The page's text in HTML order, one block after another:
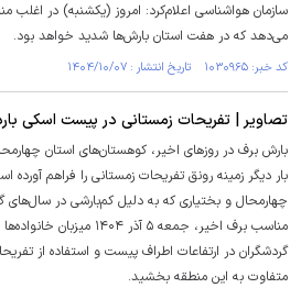
سازمان هواشناسی اعلام‌کرد: امروز (یکشنبه) در اغلب
می‌دهد که در هفت استان بارش‌ها شدید خواهد بود.
کد خبر: ۱۰۳۰۹۶۵ تاریخ انتشار : ۱۴۰۴/۱۰/۰۷
تصاویر | تفریحات زمستانی در پیست اسکی
بارش برف در روزهای اخیر، کوهستان‌های استان
بار دیگر زمینه رونق تفریحات زمستانی را فراهم
چهارمحال و بختیاری که به دلیل کم‌بارشی در سال‌های
مناسب برف اخیر، جمعه ۵ آذر
گردشگران در ارتفاعات اطراف پیست و استفاده از
متفاوت به این منطقه بخشید.